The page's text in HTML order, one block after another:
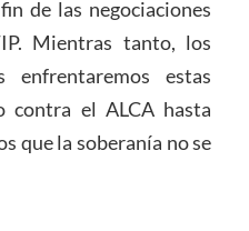
de las negociaciones
Mientras tanto, los
enfrentaremos estas
contra el ALCA hasta
que la soberanía no se